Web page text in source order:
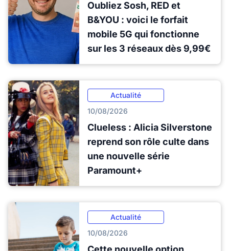
Oubliez Sosh, RED et
B&YOU : voici le forfait
mobile 5G qui fonctionne
sur les 3 réseaux dès 9,99€
Actualité
10/08/2026
Clueless : Alicia Silverstone
reprend son rôle culte dans
une nouvelle série
Paramount+
Actualité
10/08/2026